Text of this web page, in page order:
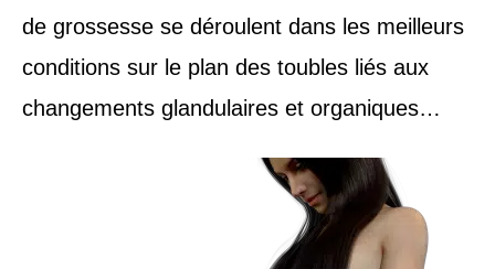
de grossesse se déroulent dans les meilleurs
conditions sur le plan des toubles liés aux
changements glandulaires et organiques…